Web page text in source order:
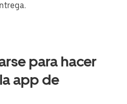
para hacer
app de